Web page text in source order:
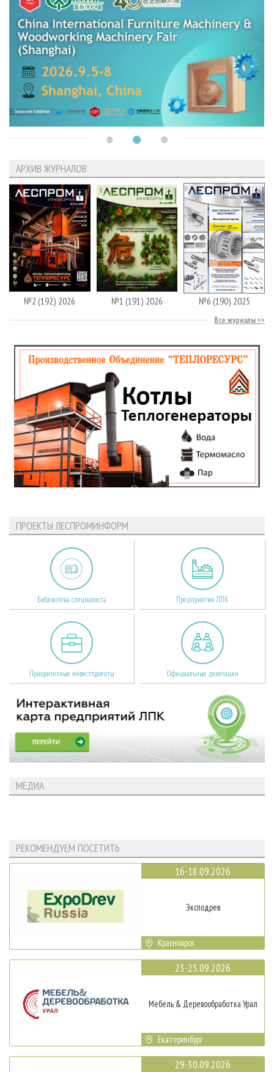
АРХИВ ЖУРНАЛОВ
№2 (192) 2026 №1 (191) 2026 №6 (190) 2025
Все журналы
ПРОЕКТЫ ЛЕСПРОМИНФОРМ
Библиотека специалиста Предприятия ЛПК
Приоритетные инвестпроекты Официальные делегации
МЕДИА
РЕКОМЕНДУЕМ ПОСЕТИТЬ
16-18.09.2026
Эксподрев
Красноярск
23-25.09.2026
Мебель & Деревообработка Урал
Екатеринбург
29-30.09.2026